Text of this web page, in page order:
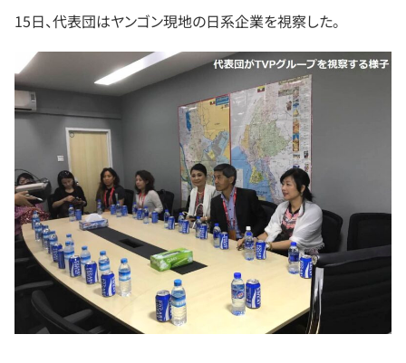
15日、代表団はヤンゴン現地の日系企業を視察した。